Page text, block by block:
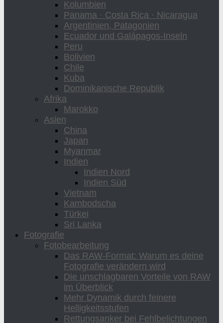
Kolumbien
Panama · Costa Rica · Nicaragua
Argentinien, Patagonien
Ecuador und Galápagos-Inseln
Peru
Bolivien
Chile
Kuba
Dominikanische Republik
Afrika
Marokko
Asien
China
Japan
Myanmar
Indien
Indien Nord
Indien Süd
Vietnam
Kambodscha
Türkei
Sri Lanka
Fotografie
Fotobearbeitung
Das RAW-Format: Warum es deine
Fotografie verändern wird
Die unschlagbaren Vorteile von RAW
im Überblick
Mehr Dynamik durch feinere
Helligkeitsstufen
Rettungsanker bei Fehlbelichtungen